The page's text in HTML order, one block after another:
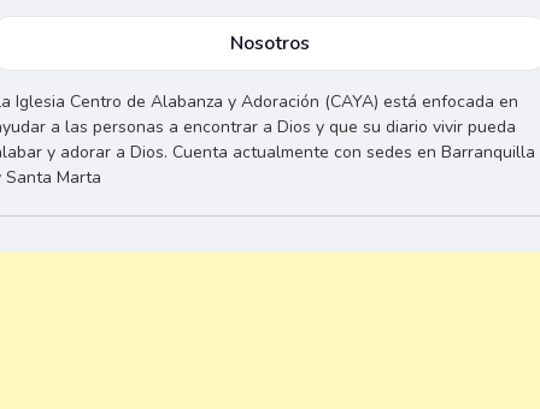
Nosotros
Iglesia Centro de Alabanza y Adoración (CAYA) está enfocada en
a las personas a encontrar a Dios y que su diario vivir pueda
y adorar a Dios. Cuenta actualmente con sedes en Barranquilla
Santa Marta